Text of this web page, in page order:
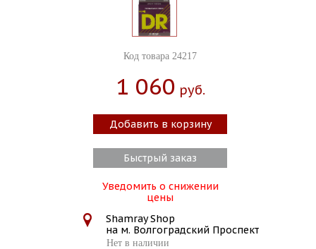
Код товара 24217
1 060 Руб.
Добавить в корзину
Быстрый заказ
Уведомить о снижении
цены
Shamray Shop
на м. Волгоградский Проспект
Нет в наличии